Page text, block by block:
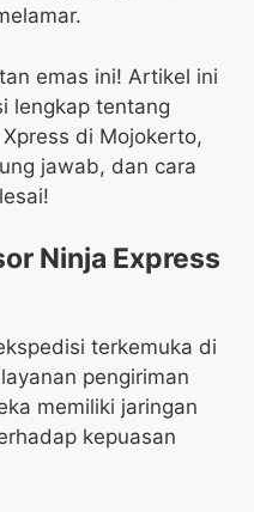
emas ini! Artikel ini
lengkap tentang
di Mojokerto,
jawab, dan cara
Ninja Express
terkemuka di
pengiriman
memiliki jaringan
kepuasan